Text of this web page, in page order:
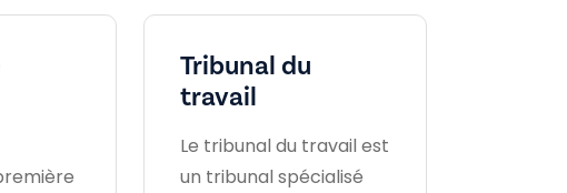
Tribunal du
travail
Le tribunal du travail est
un tribunal spécialisé